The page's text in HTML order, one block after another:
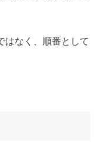
はなく、順番として